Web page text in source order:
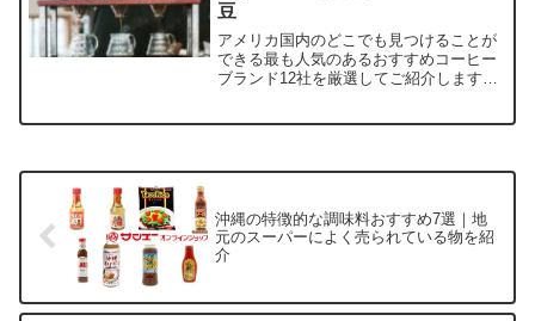
豆
アメリカ国内のどこでも見つけることが
できる最も人気のあるおすすめコーヒー
ブランド12社を厳選してご紹介します。
沖縄の特徴的な調味料おすすめ7選｜地
元のスーパーによく売られている物を紹
介